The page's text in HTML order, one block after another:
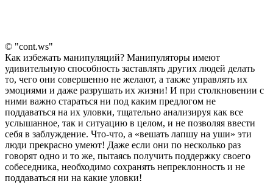
© "cont.ws"
Как избежать манипуляций? Манипуляторы имеют
удивительную способность заставлять других людей делать
то, чего они совершенно не желают, а также управлять их
эмоциями и даже разрушать их жизни! И при столкновении с
ними важно стараться ни под каким предлогом не
поддаваться на их уловки, тщательно анализируя как все
услышанное, так и ситуацию в целом, и не позволяя ввести
себя в заблуждение. Что-что, а «вешать лапшу на уши» эти
люди прекрасно умеют! Даже если они по несколько раз
говорят одно и то же, пытаясь получить поддержку своего
собеседника, необходимо сохранять непреклонность и не
поддаваться ни на какие уловки!